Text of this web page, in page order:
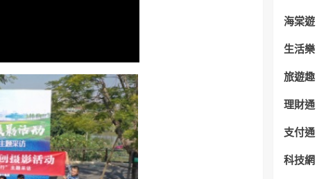
海棠遊
生活樂
旅遊趣
理財通
支付通
科技網